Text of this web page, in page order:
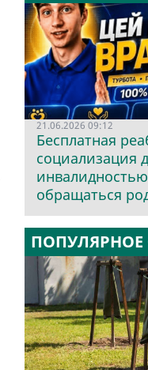
21.06.2026 09:12
Бесплатная
социализация
обращаться